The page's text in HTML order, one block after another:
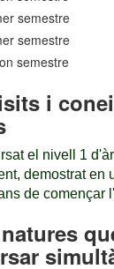
semestre
semestre
semestre
i
el nivell 1
demostrat en
de començar